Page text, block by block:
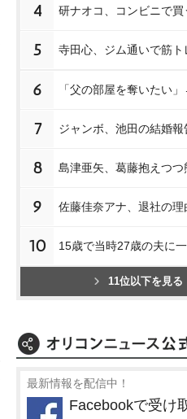
4 研ナオコ、コンビニで買
5 寺田心、ジム通いで筋
6 「父の部屋を奪いたい
7 ジャンボ、池田の結婚報
8 島津亜矢、葛藤抱えつつ
9 佐藤佳奈アナ、退社の理
10 15歳で当時27歳の夫に
11位以下を見る
最新情報を配信中！
Facebookで受け